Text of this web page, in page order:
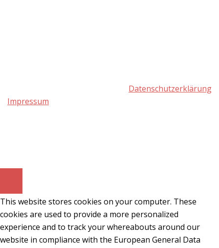
Datenschutzerklärung
Impressum
This website stores cookies on your computer. These
cookies are used to provide a more personalized
experience and to track your whereabouts around our
website in compliance with the European General Data